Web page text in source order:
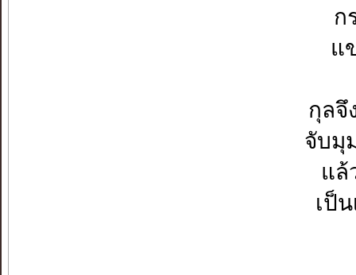
ก
แ
กุลจึ
จับมุ
แล้
เป็